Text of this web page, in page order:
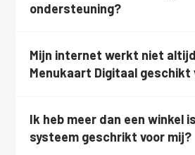
ondersteuning?
Mijn internet werkt niet
Menukaart Digitaal geschikt
Ik heb meer dan een winkel
systeem geschrikt voor mij?